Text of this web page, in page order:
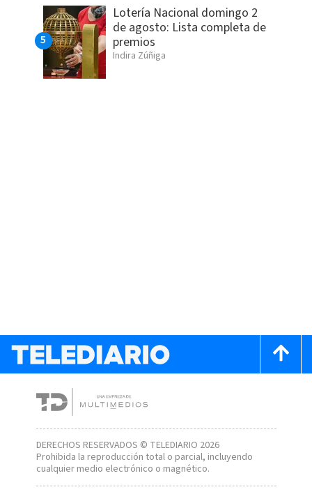
Lotería Nacional domingo 2
de agosto: Lista completa de
premios
Indira Zúñiga
DERECHOS RESERVADOS © TELEDIARIO 2026
Prohibida la reproducción total o parcial, incluyendo
cualquier medio electrónico o magnético.